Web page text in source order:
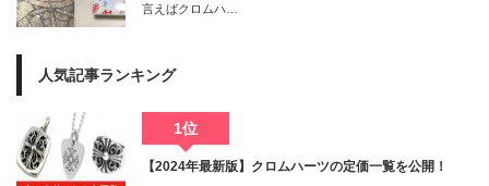
言えばクロムハ…
人気記事ランキング
1位
【2024年最新版】クロムハーツの定価一覧を公開！